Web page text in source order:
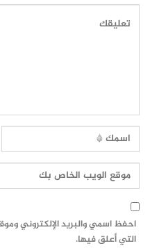
احفظ اسمي والبريد الإلكتروني
التي أعلق فيها.